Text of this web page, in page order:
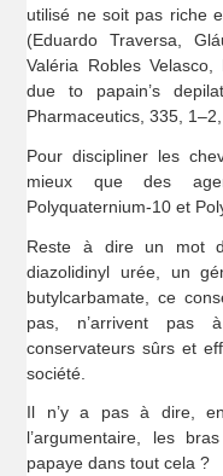
utilisé ne soit pas riche
(Eduardo Traversa,
Valéria Robles
due to papain’s
Pharmaceutics, 335,
Pour discipliner les
mieux que des
Polyquaternium-10 et
Reste à dire un mot
diazolidinyl urée, un
butylcarbamate, ce
pas, n’arrivent pas
conservateurs sûrs et
société.
Il n’y a pas à dire,
l’argumentaire, les
papaye dans tout cela ?